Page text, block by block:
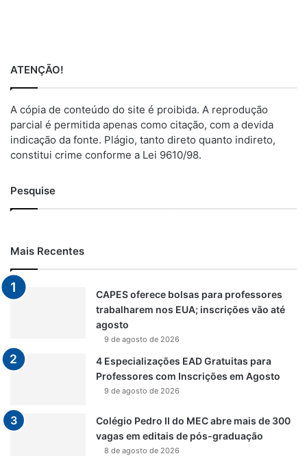
ATENÇÃO!
A cópia de conteúdo do site é proibida. A reprodução
parcial é permitida apenas como citação, com a devida
indicação da fonte. Plágio, tanto direto quanto indireto,
constitui crime conforme a Lei 9610/98.
Pesquise
Mais Recentes
CAPES oferece bolsas para professores
trabalharem nos EUA; inscrições vão até
agosto
9 de agosto de 2026
4 Especializações EAD Gratuitas para
Professores com Inscrições em Agosto
9 de agosto de 2026
Colégio Pedro II do MEC abre mais de 300
vagas em editais de pós-graduação
8 de agosto de 2026